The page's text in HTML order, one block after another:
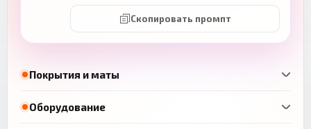
Покрытия и маты
Оборудование
Скопировать промпт